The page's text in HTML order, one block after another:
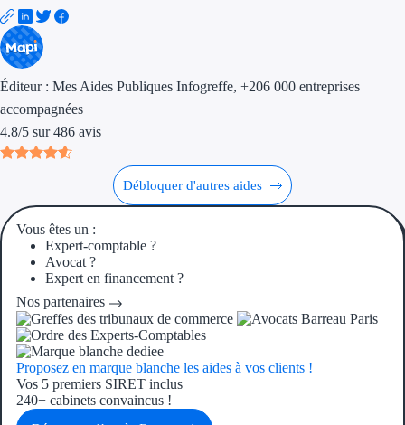
Aides Région
Aides Région
Éditeur : Mes Aides Publiques Infogreffe, +206 000 entreprises
accompagnées
4.8/5 sur 486 avis
Débloquer d'autres aides
Vous êtes un :
Expert-comptable ?
Avocat ?
Expert en financement ?
Nos partenaires
Proposez en marque blanche les aides à vos clients !
Vos 5 premiers SIRET inclus
240+ cabinets convaincus !